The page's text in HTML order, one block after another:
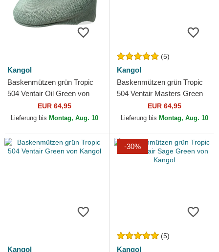
Kangol
Baskenmützen grün Tropic
504 Ventair Oil Green von
EUR 64,95
Lieferung bis Montag, Aug. 10
(5)
Kangol
Baskenmützen grün Tropic
504 Ventair Masters Green
von KangolEUR 64,95
Lieferung bis Montag, Aug. 10
Kangol
-30%
(5)
Kangol